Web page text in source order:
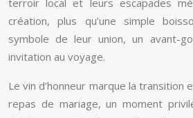
terroir local et leurs escapades
création, plus qu’une simple
symbole de leur union, un avant-
invitation au voyage.
Le vin d’honneur marque la transition
repas de mariage, un moment